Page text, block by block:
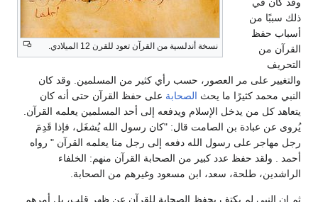
نسخة أندلسية من القرآن تعود للقرن 12 الميلادي.
ذلك سببًا من
أسباب حفظ
القرآن من
التحريف
والتغيير على مر العصور، حسب رأي كثير من المسلمين. وقد كان
النبي محمد كثيرًا ما يحث الصحابة على حفظ القرآن حتى أنه كان
يتعاهد كل من يدخل الإسلام ويدفعه إلى أحد المسلمين يعلمه القرآن.
يُروى عن عبادة بن الصامت قال: "كان رسول الله يُشغَل، فإذا قَدِمَ
رجل مهاجر على رسول الله دفعه إلى رجل منا يعلمه القرآن " رواه
أحمد . ولقد حفظ عدد كبير من الصحابة القرآن منهم: الخلفاء
الراشدين، طلحة، سعد، ابن مسعود وغيرهم من الصحابة.
ثم إن النبي لم يكتف بحفظ الصحابة للقرآن عن ظهر قلب، بل أمرهم